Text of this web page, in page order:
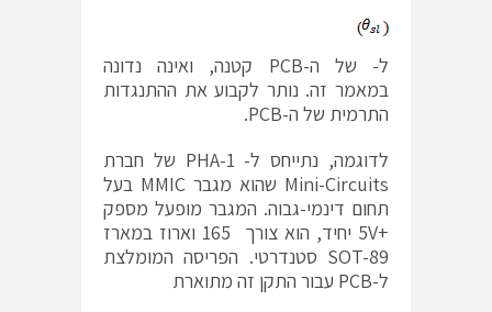
ל- של ה-PCB קטנה, ואינה נדונה
במאמר זה. נותר לקבוע את ההתנגדות
התרמית של ה-PCB.
לדוגמה, נתייחס ל- PHA-1 של חברת
Mini-Circuits שהוא מגבר MMIC בעל
תחום דינמי-גבוה. המגבר מופעל מספק
+5V יחיד, הוא צורך 165 וארוז במארז
SOT-89 סטנדרטי. הפריסה המומלצת
ל-PCB עבור התקן זה מתוארת